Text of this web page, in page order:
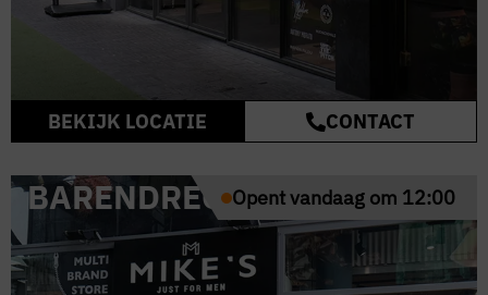
BEKIJK LOCATIE CONTACT
Opent vandaag om 12:00
BARENDRECHT